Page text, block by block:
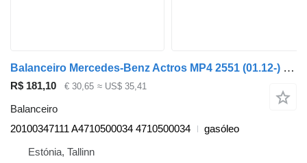
Balanceiro Mercedes-Benz Actros MP4 2551 (01.12-) 20100347111 para camião tractor Mercedes-Benz Actros MP4 Antos Arocs (2012-)
R$ 181,10 € 30,65 ≈ US$ 35,41
Balanceiro
20100347111 A4710500034 4710500034
gasóleo
Estónia, Tallinn